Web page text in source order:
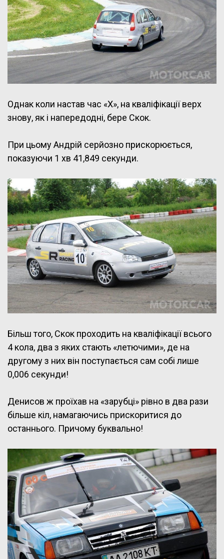
Однак коли настав час «Х», на кваліфікації верх
знову, як і напередодні, бере Скок.
При цьому Андрій серйозно прискорюється,
показуючи 1 хв 41,849 секунди.
Більш того, Скок проходить на кваліфікації всього
4 кола, два з яких стають «летючими», де на
другому з них він поступається сам собі лише
0,006 секунди!
Денисов ж проїхав на «зарубці» рівно в два рази
більше кіл, намагаючись прискоритися до
останнього. Причому буквально!